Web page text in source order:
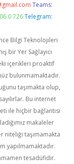
Teams:
0 726 Telegram:
Bilgi Teknolojileri
bir Yer Sağlayıcı
içerikleri proaktif
bulunmamaktadır.
taşımakta olup,
Bu internet
ile hiçbir bağlantısı
makaleler
niteliği taşımamakta
yapılmamaktadır.
tesadüfidir.